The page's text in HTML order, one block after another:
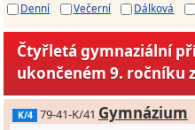
Denní
Večerní Dálková
Čtyřletá gymnaziální
ukončeném 9. ročníku
K/4 79-41-K/41 Gymnázium